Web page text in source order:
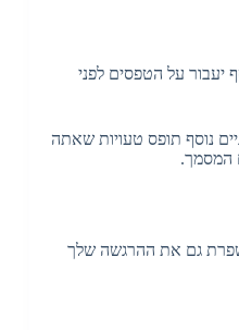
על הטפסים לפני
נוסף תופס טעויות שאתה
המסמך.
גם את ההרגשה שלך